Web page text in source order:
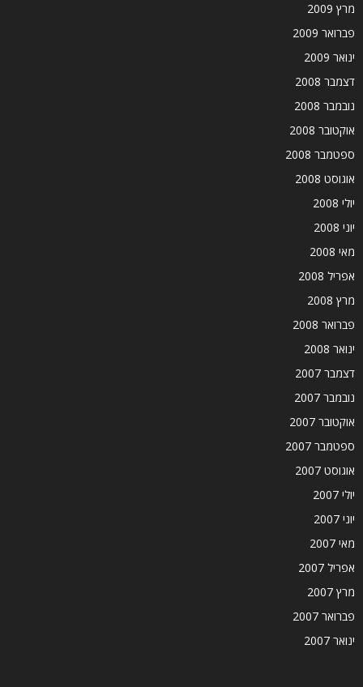
מרץ 2009
פברואר 2009
ינואר 2009
דצמבר 2008
נובמבר 2008
אוקטובר 2008
ספטמבר 2008
אוגוסט 2008
יולי 2008
יוני 2008
מאי 2008
אפריל 2008
מרץ 2008
פברואר 2008
ינואר 2008
דצמבר 2007
נובמבר 2007
אוקטובר 2007
ספטמבר 2007
אוגוסט 2007
יולי 2007
יוני 2007
מאי 2007
אפריל 2007
מרץ 2007
פברואר 2007
ינואר 2007